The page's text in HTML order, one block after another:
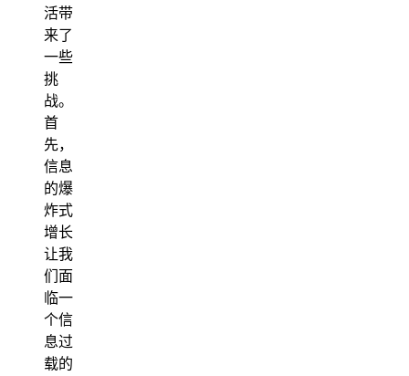
活带
来了
一些
挑
战。
首
先，
信息
的爆
炸式
增长
让我
们面
临一
个信
息过
载的